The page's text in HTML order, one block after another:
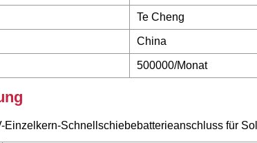
Te Cheng
China
500000/Monat
Einzelkern-Schnellschiebebatterieanschluss für